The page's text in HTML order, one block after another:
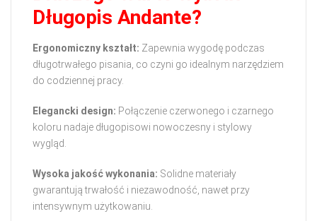
Długopis Andante?
Ergonomiczny kształt: Zapewnia wygodę podczas
długotrwałego pisania, co czyni go idealnym narzędziem
do codziennej pracy.
Elegancki design: Połączenie czerwonego i czarnego
koloru nadaje długopisowi nowoczesny i stylowy
wygląd.
Wysoka jakość wykonania: Solidne materiały
gwarantują trwałość i niezawodność, nawet przy
intensywnym użytkowaniu.